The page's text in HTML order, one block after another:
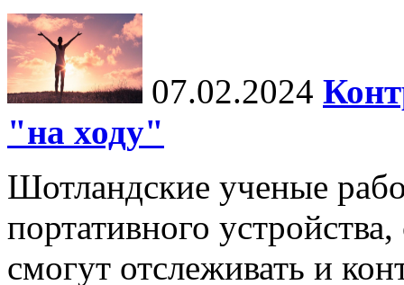
07.02.2024
"на ходу"
Шотландские ученые
портативного
смогут отслеживать и